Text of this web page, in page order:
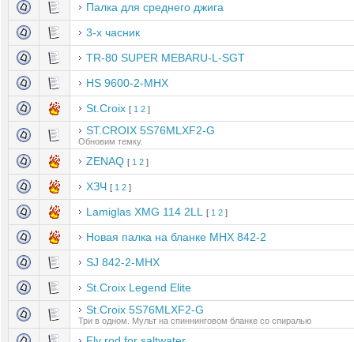
Палка для среднего джига
3-х часник
TR-80 SUPER MEBARU-L-SGT
HS 9600-2-MHX
St.Croix [ 1 2 ]
ST.CROIX 5S76MLXF2-G
Обновим темку.
ZENAQ [ 1 2 ]
ХЗЧ [ 1 2 ]
Lamiglas XMG 114 2LL [ 1 2 ]
Новая палка на бланке MHX 842-2
SJ 842-2-MHX
St.Croix Legend Elite
St.Croix 5S76MLXF2-G
Три в одном. Мульт на спиннинговом бланке со спиралью